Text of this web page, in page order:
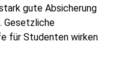
gute Absicherung
Gesetzliche
für Studenten wirken